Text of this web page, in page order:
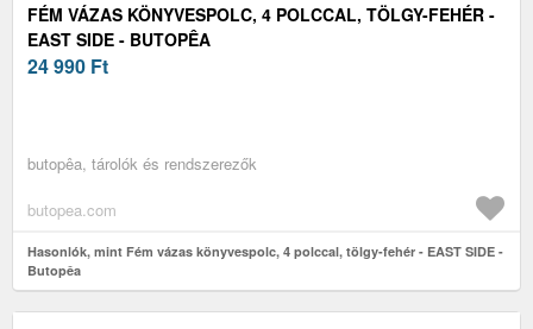
FÉM VÁZAS KÖNYVESPOLC, 4 POLCCAL, TÖLGY-FEHÉR -
EAST SIDE - BUTOPÊA
24 990 Ft
butopêa, tárolók és rendszerezők
butopea.com
Hasonlók, mint Fém vázas könyvespolc, 4 polccal, tölgy-fehér - EAST SIDE -
Butopêa